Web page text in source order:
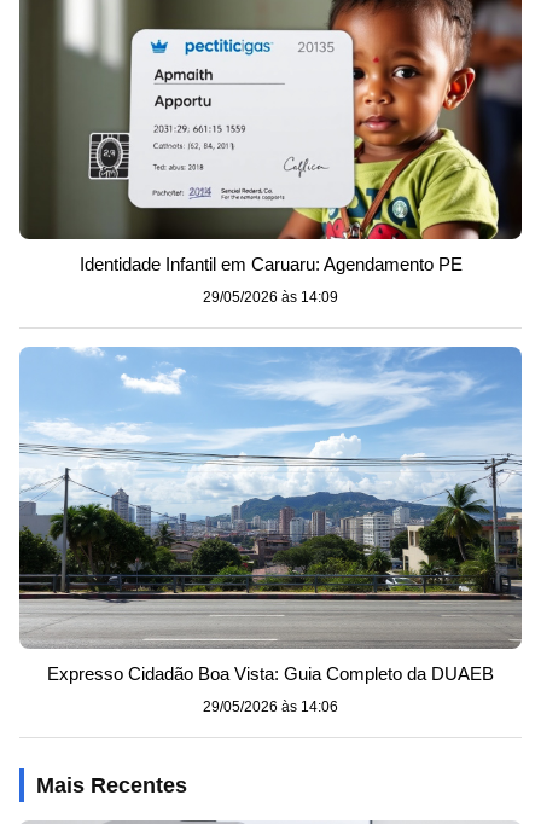
Identidade Infantil em Caruaru: Agendamento PE
29/05/2026 às 14:09
Expresso Cidadão Boa Vista: Guia Completo da DUAEB
29/05/2026 às 14:06
Mais Recentes